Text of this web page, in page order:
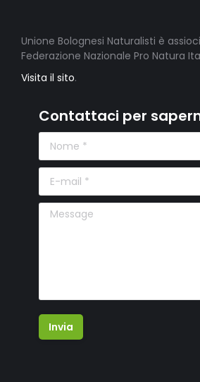
Unione Bolognesi Naturalisti è
Federazione Nazionale Pro Natura
Visita il sito.
Contattaci per
Nome *
E-mail *
Message
Invia